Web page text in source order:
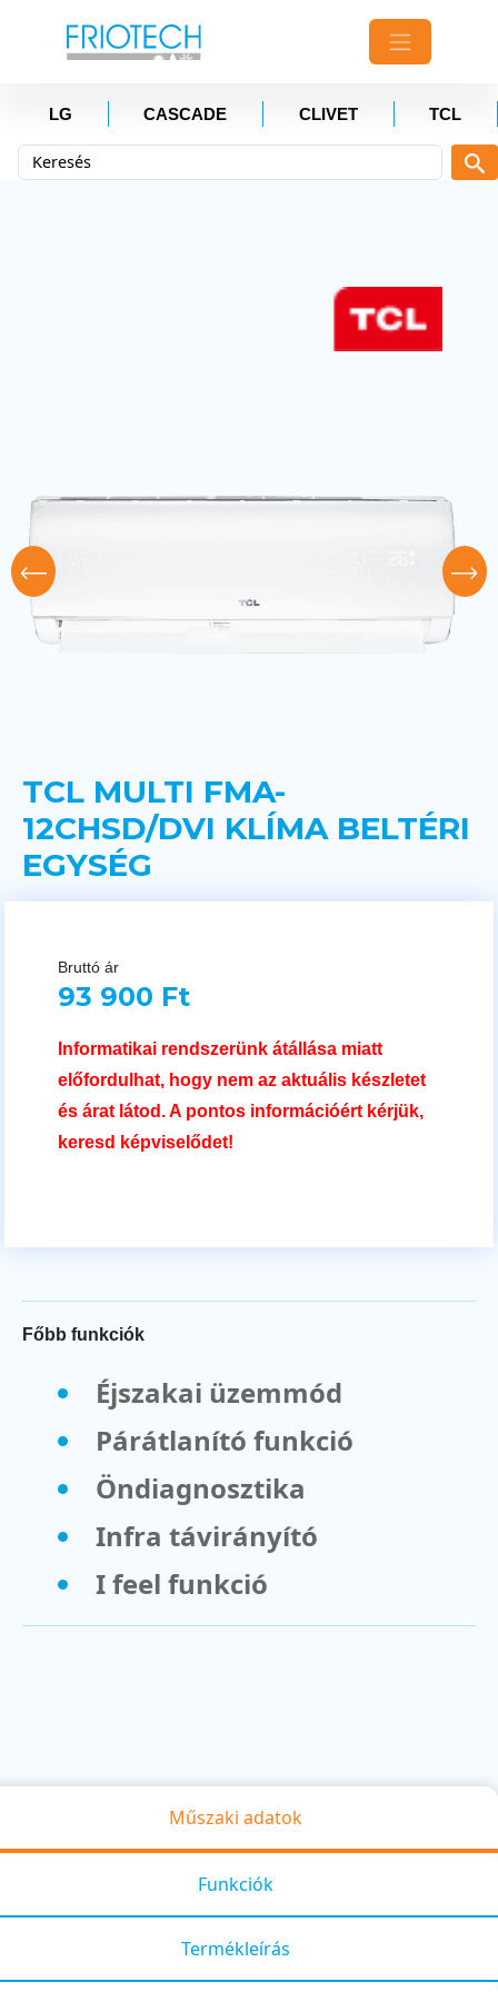
LG CASCADE CLIVET TCL
TCL MULTI FMA-
12CHSD/DVI KLÍMA BELTÉRI
EGYSÉG
Bruttó ár
93 900 Ft
Informatikai rendszerünk átállása miatt
előfordulhat, hogy nem az aktuális készletet
és árat látod. A pontos információért kérjük,
keresd képviselődet!
Főbb funkciók
Éjszakai üzemmód
Párátlanító funkció
Öndiagnosztika
Infra távirányító
I feel funkció
Műszaki adatok
Funkciók
Termékleírás